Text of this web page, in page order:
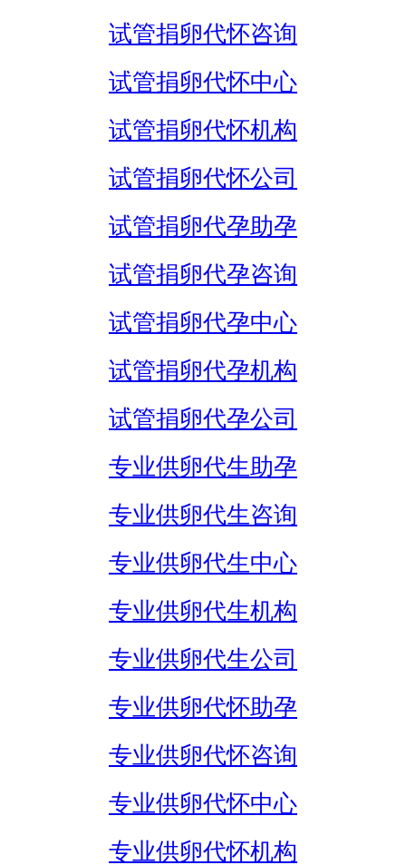
试管捐卵代怀咨询
试管捐卵代怀中心
试管捐卵代怀机构
试管捐卵代怀公司
试管捐卵代孕助孕
试管捐卵代孕咨询
试管捐卵代孕中心
试管捐卵代孕机构
试管捐卵代孕公司
专业供卵代生助孕
专业供卵代生咨询
专业供卵代生中心
专业供卵代生机构
专业供卵代生公司
专业供卵代怀助孕
专业供卵代怀咨询
专业供卵代怀中心
专业供卵代怀机构